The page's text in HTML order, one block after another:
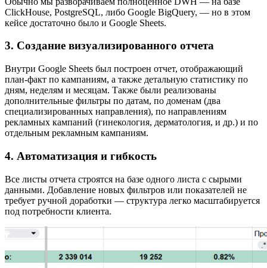
ClickHouse, PostgreSQL, либо Google BigQuery, — но в этом
кейсе достаточно было и Google Sheets.
3. Создание визуализированного отчета
Внутри Google Sheets был построен отчет, отображающий
план-факт по кампаниям, а также детальную статистику по
дням, неделям и месяцам. Также были реализованы
дополнительные фильтры по датам, по доменам (два
специализированных направления), по направлениям
рекламных кампаний (гинекология, дерматология, и др.) и по
отдельным рекламным кампаниям.
4. Автоматизация и гибкость
Все листы отчета строятся на базе одного листа с сырыми
данными. Добавление новых фильтров или показателей не
требует ручной доработки — структура легко масштабируется
под потребности клиента.